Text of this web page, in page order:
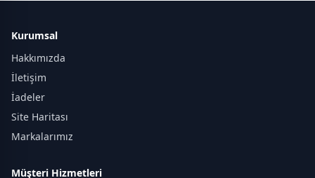
Kurumsal
Hakkımızda
İletişim
İadeler
Site Haritası
Markalarımız
Müşteri Hizmetleri